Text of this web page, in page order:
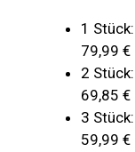
1
79,99 €
2
69,85 €
3
59,99 €